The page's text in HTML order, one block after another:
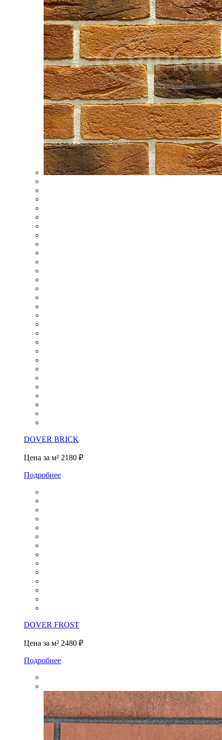
DOVER BRICK
Цена за м² 2180 ₽
Подробнее
DOVER FROST
Цена за м² 2480 ₽
Подробнее